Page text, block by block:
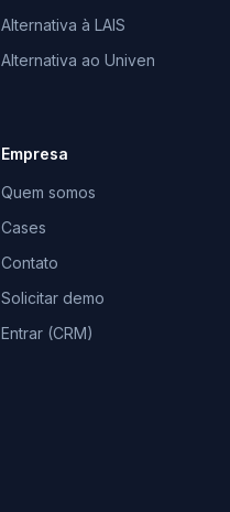
Alternativa à LAIS
Alternativa ao Univen
Empresa
Quem somos
Cases
Contato
Solicitar demo
Entrar (CRM)